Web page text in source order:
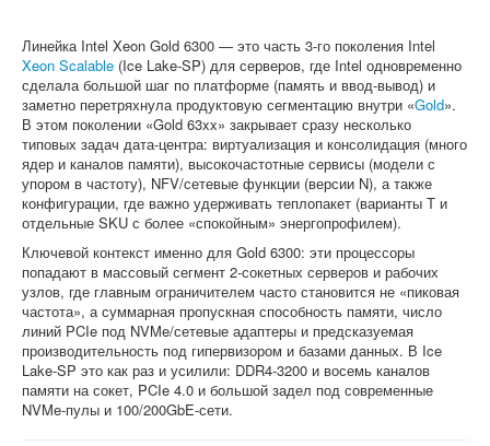
Линейка Intel Xeon Gold 6300 — это часть 3-го поколения Intel
Xeon Scalable (Ice Lake-SP) для серверов, где Intel одновременно
сделала большой шаг по платформе (память и ввод-вывод) и
заметно перетряхнула продуктовую сегментацию внутри «Gold».
В этом поколении «Gold 63xx» закрывает сразу несколько
типовых задач дата-центра: виртуализация и консолидация (много
ядер и каналов памяти), высокочастотные сервисы (модели с
упором в частоту), NFV/сетевые функции (версии N), а также
конфигурации, где важно удерживать теплопакет (варианты T и
отдельные SKU с более «спокойным» энергопрофилем).
Ключевой контекст именно для Gold 6300: эти процессоры
попадают в массовый сегмент 2-сокетных серверов и рабочих
узлов, где главным ограничителем часто становится не «пиковая
частота», а суммарная пропускная способность памяти, число
линий PCIe под NVMe/сетевые адаптеры и предсказуемая
производительность под гипервизором и базами данных. В Ice
Lake-SP это как раз и усилили: DDR4-3200 и восемь каналов
памяти на сокет, PCIe 4.0 и большой задел под современные
NVMe-пулы и 100/200GbE-сети.